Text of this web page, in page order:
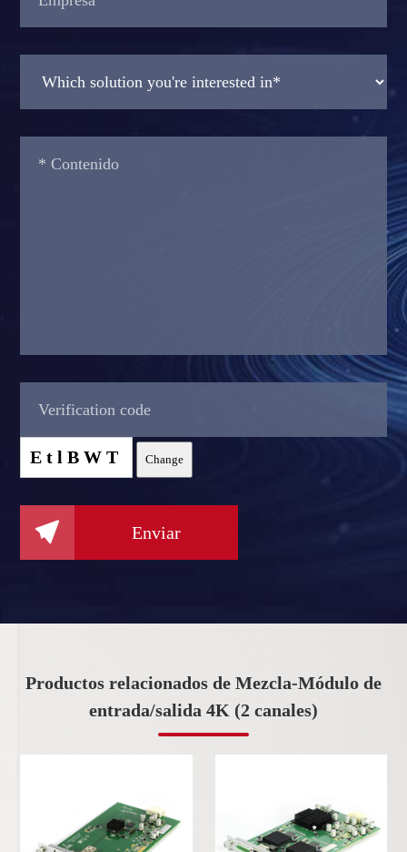
EtlBWT Change
 Enviar
Productos relacionados de Mezcla-Módulo de
entrada/salida 4K (2 canales)